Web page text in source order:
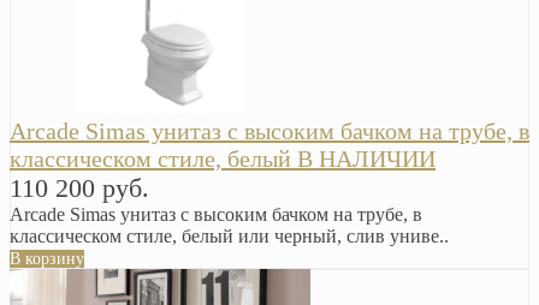
Arcade Simas унитаз с высоким бачком на трубе, в
классическом стиле, белый В НАЛИЧИИ
110 200 руб.
Arcade Simas унитаз с высоким бачком на трубе, в
классическом стиле, белый или черный, слив униве..
В корзину